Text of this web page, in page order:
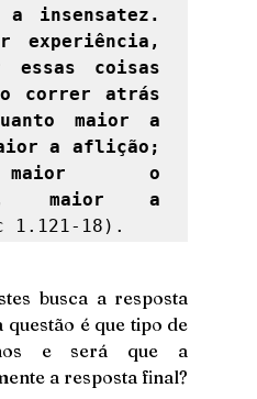
insensatez.
experiência,
essas coisas
correr atrás
maior a
a aflição;
maior o
maior a
1.121-18).
busca a resposta
questão é que tipo de
e será que a
a resposta final?